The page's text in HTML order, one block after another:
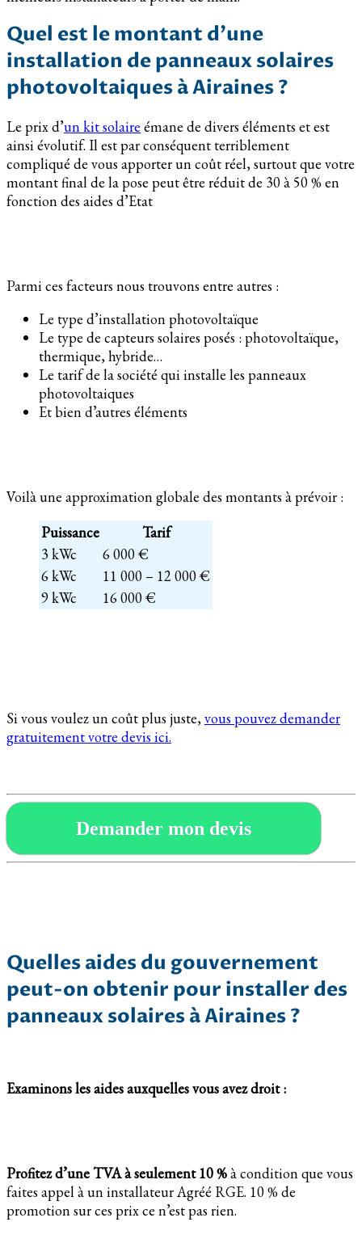
Quel est le montant d’une
installation de panneaux solaires
photovoltaiques à Airaines ?
Le prix d’un kit solaire émane de divers éléments et est
ainsi évolutif. Il est par conséquent terriblement
compliqué de vous apporter un coût réel, surtout que votre
montant final de la pose peut être réduit de 30 à 50 % en
fonction des aides d’Etat
Parmi ces facteurs nous trouvons entre autres :
Le type d’installation photovoltaïque
Le type de capteurs solaires posés : photovoltaïque,
thermique, hybride…
Le tarif de la société qui installe les panneaux
photovoltaiques
Et bien d’autres éléments
Voilà une approximation globale des montants à prévoir :
Puissance
Tarif
3 kWc
6 000 €
6 kWc
11 000 – 12 000 €
9 kWc
16 000 €
Si vous voulez un coût plus juste,vous pouvez demander
gratuitement votre devis ici.
Demander mon devis
Quelles aides du gouvernement
peut-on obtenir pour installer des
panneaux solaires à Airaines ?
Examinons les aides auxquelles vous avez droit :
Profitez d’une TVA à seulement 10 %à condition que vous
faites appel à un installateur Agréé RGE. 10 % de
promotion sur ces prix ce n’est pas rien.